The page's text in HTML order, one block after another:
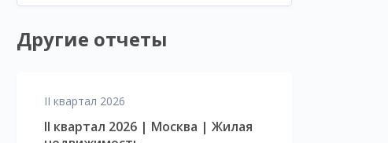
Другие отчеты
II квартал 2026
II квартал 2026 | Москва | Жилая